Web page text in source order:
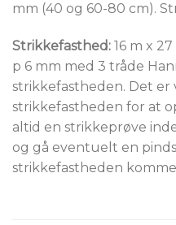
mm (40 og 60-80 cm).
Strikkefasthed: 16 m x
p 6 mm med 3 tråde
strikkefastheden. Det
strikkefastheden for at
altid en strikkeprøve
og gå eventuelt en
strikkefastheden